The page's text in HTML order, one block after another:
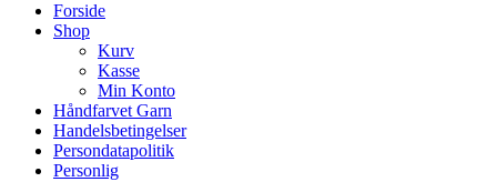
Forside
Shop
Kurv
Kasse
Min Konto
Håndfarvet Garn
Handelsbetingelser
Persondatapolitik
Personlig